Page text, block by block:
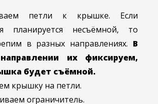
петли к крышке. Если
планируется несъёмной, то
в разных направлениях. В
их фиксируем,
будет съёмной.
крышку на петли.
ограничитель.